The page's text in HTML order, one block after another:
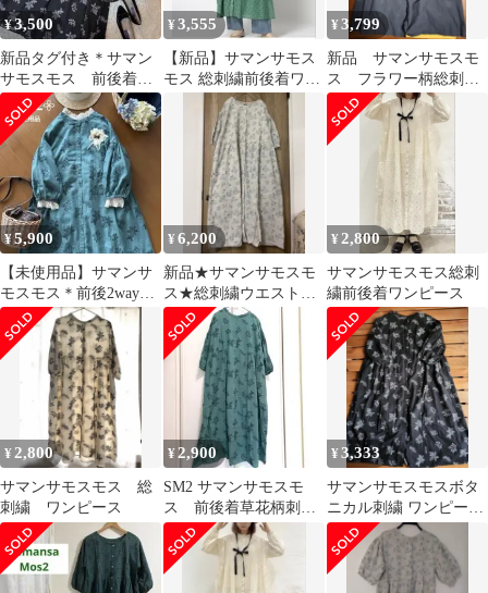
¥3,500
新品タグ付き＊サマン
サモスモス 前後着草
花柄刺繍ワンピース
¥3,555
【新品】サマンサモス
モス 総刺繍前後着ワン
¥3,799
新品 サマンサモスモ
ス フラワー柄総刺繍
ワンピース
¥5,900
【未使用品】サマンサ
モスモス＊前後2way綿
麻総刺繍ワンピース ★
グリーン
¥6,200
新品★サマンサモスモ
ス★総刺繍ウエスト切
替ワンピース★キナリ
★Mサイズ
¥ 2,800
サマンサモスモス総刺
繍前後着ワンピース
¥2,800
サマンサモスモス 総
刺繍 ワンピース
¥2,900
SM2 サマンサモスモ
ス 前後着草花柄刺繍
ワンピース
¥3,333
サマンサモスモスボタ
ニカル刺繍 ワンピース
ブラック